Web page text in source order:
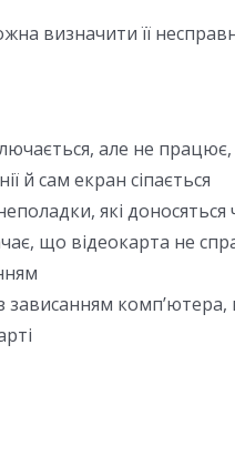
визначити її
але не працює,
й сам екран сіпається
які
що відеокарта не
зависанням